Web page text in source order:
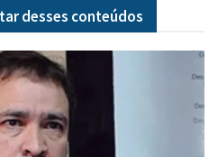
desses conteúdos